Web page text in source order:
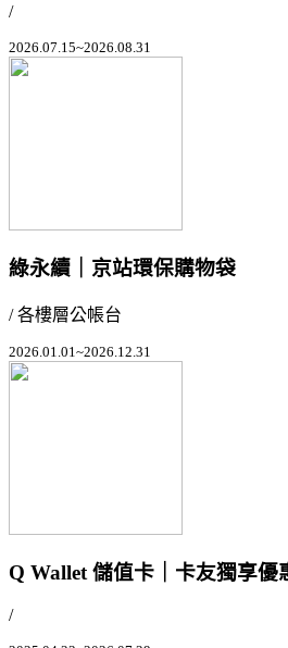
/
2026.07.15~2026.08.31
綠永續｜京站環保購物袋
/ 各樓層公帳台
2026.01.01~2026.12.31
Q Wallet 儲值卡｜卡友獨享優
/